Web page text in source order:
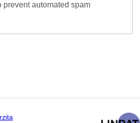
prevent automated spam